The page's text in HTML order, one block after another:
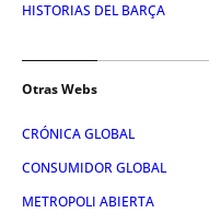
HISTORIAS DEL BARÇA
Otras Webs
CRÓNICA GLOBAL
CONSUMIDOR GLOBAL
METROPOLI ABIERTA